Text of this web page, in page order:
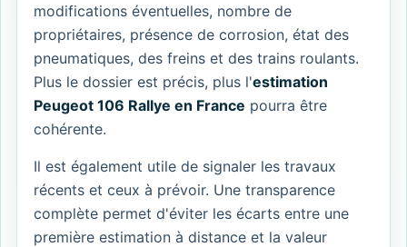
modifications éventuelles, nombre de
propriétaires, présence de corrosion, état des
pneumatiques, des freins et des trains roulants.
Plus le dossier est précis, plus l'estimation
Peugeot 106 Rallye en France pourra être
cohérente.
Il est également utile de signaler les travaux
récents et ceux à prévoir. Une transparence
complète permet d'éviter les écarts entre une
première estimation à distance et la valeur